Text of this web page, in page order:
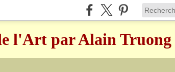
l'Art par Alain Truong